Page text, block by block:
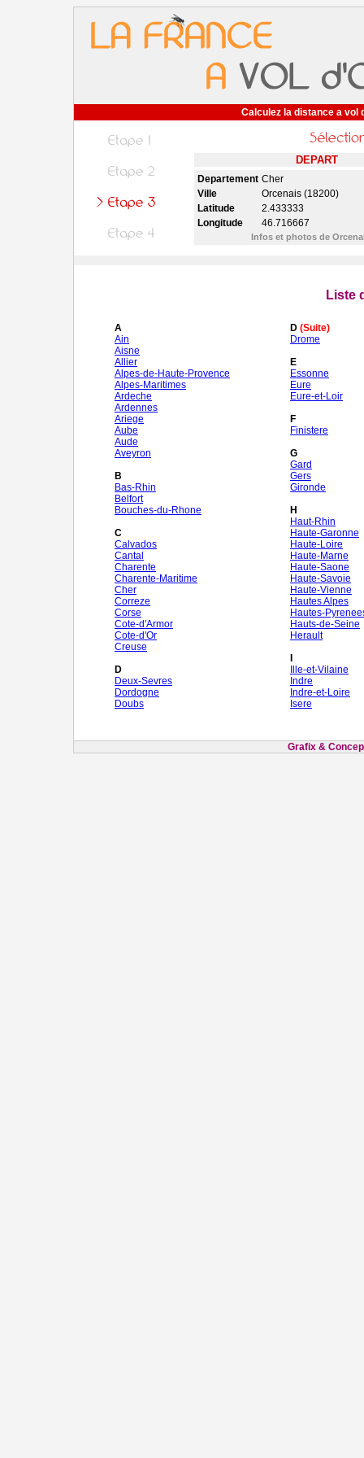
Calculez la distance a vol
DEPART
Departement Cher
Ville
Orcenais (18200)
Latitude
2.433333
Longitude
46.716667
Infos et photos de
Liste
A
Ain
Aisne
Allier
Alpes-de-Haute-Provence
Alpes-Maritimes
Ardeche
Ardennes
Ariege
Aube
Aude
Aveyron
B
Bas-Rhin
Belfort
Bouches-du-Rhone
C
Calvados
Cantal
Charente
Charente-Maritime
Cher
Correze
Corse
Cote-d'Armor
Cote-d'Or
Creuse
D
Deux-Sevres
Dordogne
Doubs
D (Suite)
Drome
E
Essonne
Eure
Eure-et-Loir
F
Finistere
G
Gard
Gers
Gironde
H
Haut-Rhin
Haute-Garonne
Haute-Loire
Haute-Marne
Haute-Saone
Haute-Savoie
Haute-Vienne
Hautes Alpes
Hautes-
Hauts-de-Seine
Herault
Ille-et-Vilaine
Indre
Indre-et-Loire
Isere
Grafix &